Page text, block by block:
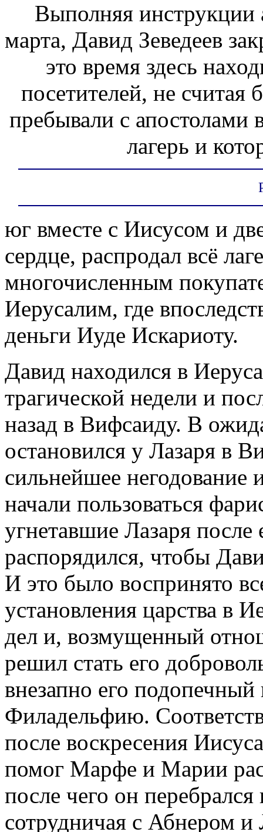
Выполняя инструкции
марта, Давид Зеведеев
это время здесь
посетителей, не считая
пребывали с апостолами
лагерь и
юг вместе с Иисусом и
сердце, распродал всё
многочисленным
Иерусалим, где
деньги Иуде Искариоту.
Давид находился в
трагической недели и
назад в Вифсаиду. В
остановился у Лазаря в
сильнейшее негодование
начали пользоваться
угнетавшие Лазаря
распорядился, чтобы
И это было воспринято
установления царства в
дел и, возмущенный
решил стать его
внезапно его
Филадельфию.
после воскресения
помог Марфе и Марии
после чего он
сотрудничая с Абнером и